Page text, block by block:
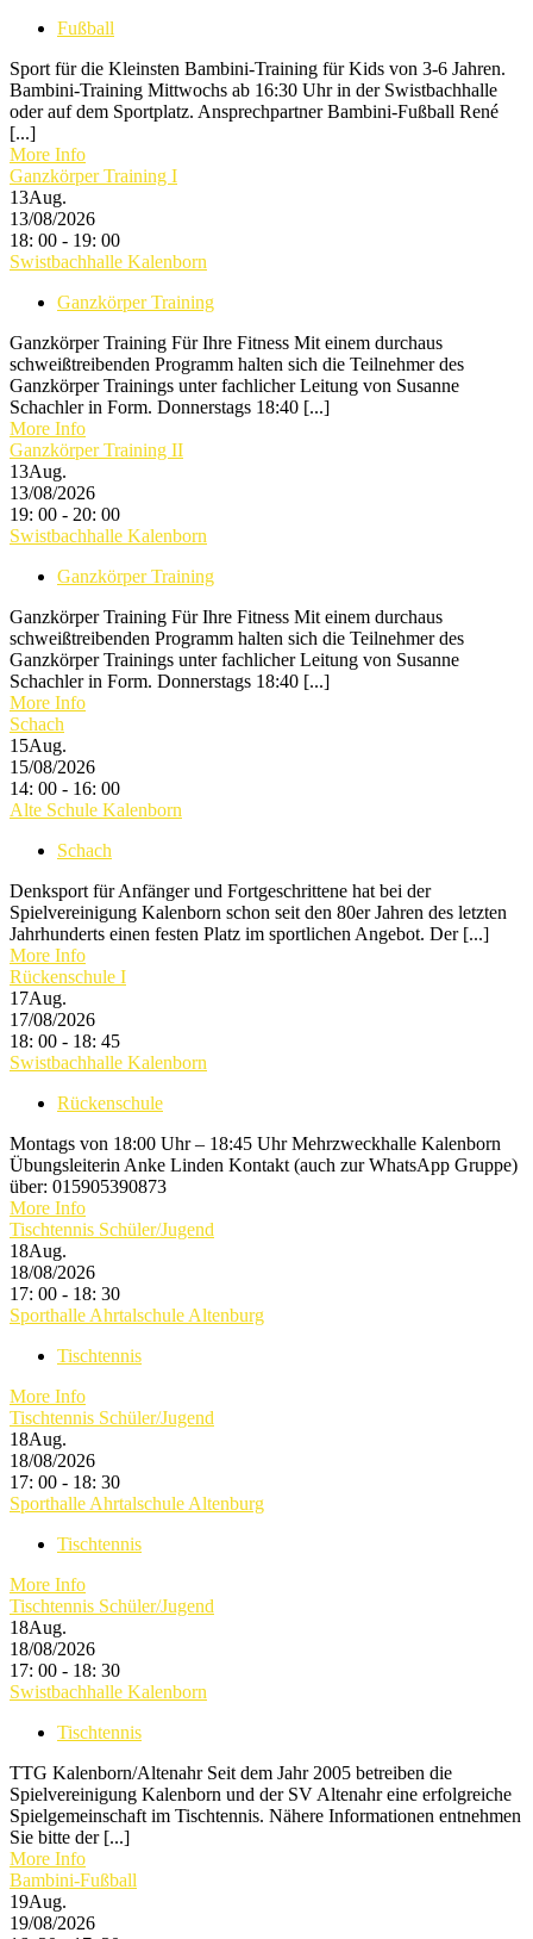
Fußball
Sport für die Kleinsten Bambini-Training für Kids von 3-6 Jahren.
Bambini-Training Mittwochs ab 16:30 Uhr in der Swistbachhalle
oder auf dem Sportplatz. Ansprechpartner Bambini-Fußball René
[...]
More Info
Ganzkörper Training I
13Aug.
13/08/2026
18: 00 - 19: 00
Swistbachhalle Kalenborn
Ganzkörper Training
Ganzkörper Training Für Ihre Fitness Mit einem durchaus
schweißtreibenden Programm halten sich die Teilnehmer des
Ganzkörper Trainings unter fachlicher Leitung von Susanne
Schachler in Form. Donnerstags 18:40 [...]
More Info
Ganzkörper Training II
13Aug.
13/08/2026
19: 00 - 20: 00
Swistbachhalle Kalenborn
Ganzkörper Training
Ganzkörper Training Für Ihre Fitness Mit einem durchaus
schweißtreibenden Programm halten sich die Teilnehmer des
Ganzkörper Trainings unter fachlicher Leitung von Susanne
Schachler in Form. Donnerstags 18:40 [...]
More Info
Schach
15Aug.
15/08/2026
14: 00 - 16: 00
Alte Schule Kalenborn
Schach
Denksport für Anfänger und Fortgeschrittene hat bei der
Spielvereinigung Kalenborn schon seit den 80er Jahren des letzten
Jahrhunderts einen festen Platz im sportlichen Angebot. Der [...]
More Info
Rückenschule I
17Aug.
17/08/2026
18: 00 - 18: 45
Swistbachhalle Kalenborn
Rückenschule
Montags von 18:00 Uhr – 18:45 Uhr Mehrzweckhalle Kalenborn
Übungsleiterin Anke Linden Kontakt (auch zur WhatsApp Gruppe)
über: 015905390873
More Info
Tischtennis Schüler/Jugend
18Aug.
18/08/2026
17: 00 - 18: 30
Sporthalle Ahrtalschule Altenburg
Tischtennis
More Info
Tischtennis Schüler/Jugend
18Aug.
18/08/2026
17: 00 - 18: 30
Sporthalle Ahrtalschule Altenburg
Tischtennis
More Info
Tischtennis Schüler/Jugend
18Aug.
18/08/2026
17: 00 - 18: 30
Swistbachhalle Kalenborn
Tischtennis
TTG Kalenborn/Altenahr Seit dem Jahr 2005 betreiben die
Spielvereinigung Kalenborn und der SV Altenahr eine erfolgreiche
Spielgemeinschaft im Tischtennis. Nähere Informationen entnehmen
Sie bitte der [...]
More Info
Bambini-Fußball
19Aug.
19/08/2026